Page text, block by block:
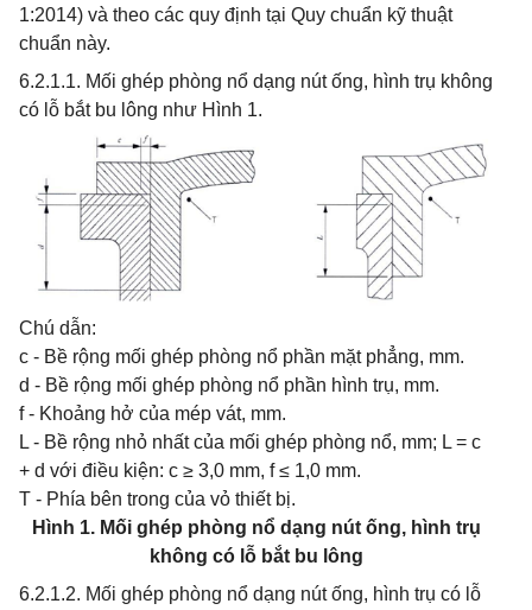
1:2014) và theo các quy định tại Quy chuẩn kỹ thuật
chuẩn này.
6.2.1.1. Mối ghép phòng nổ dạng nút ống, hình trụ không
có lỗ bắt bu lông như Hình 1.
Chú dẫn:
c - Bề rộng mối ghép phòng nổ phần mặt phẳng, mm.
d - Bề rộng mối ghép phòng nổ phần hình trụ, mm.
f - Khoảng hở của mép vát, mm.
L - Bề rộng nhỏ nhất của mối ghép phòng nổ, mm; L = c
+ d với điều kiện: c ≥ 3,0 mm, f ≤ 1,0 mm.
T - Phía bên trong của vỏ thiết bị.
Hình 1. Mối ghép phòng nổ dạng nút ống, hình trụ
không có lỗ bắt bu lông
6.2.1.2. Mối ghép phòng nổ dạng nút ống, hình trụ có lỗ